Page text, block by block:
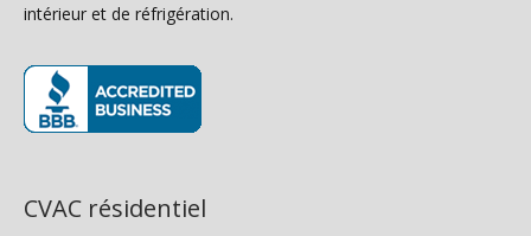
intérieur et de réfrigération.
CVAC résidentiel